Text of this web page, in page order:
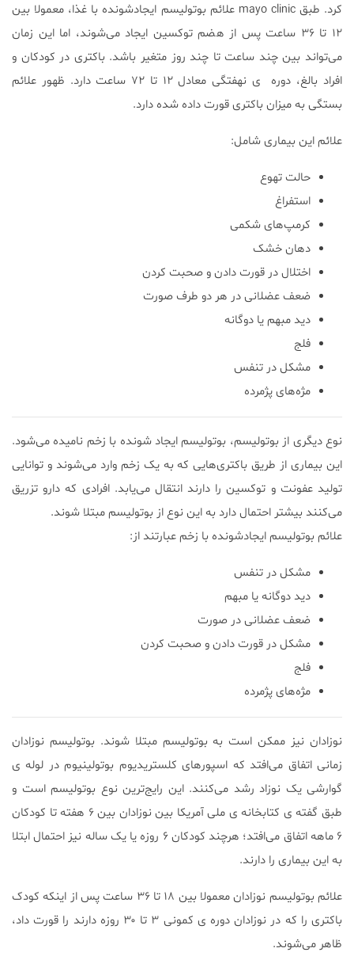
کرد. طبق mayo clinic علائم بوتولیسم ایجادشونده با غذا، معمولا بین
۱۲ تا ۳۶ ساعت پس از هضم توکسین ایجاد‌ می‌شوند، اما‌ این زمان
می‌تواند بین چند ساعت تا چند روز متغیر باشد. باکتری در کودکان و
افراد بالغ، دوره ی نهفتگی معادل ۱۲ تا ۷۲ ساعت دارد. ظهور علائم
بستگی به میزان باکتری قورت داده شده دارد.
علائم این بیماری شامل:
حالت تهوع
استفراغ
کرمپ‌های شکمی
دهان خشک
اختلال در قورت دادن و صحبت کردن
ضعف عضلانی در هر دو طرف صورت
دید مبهم یا دوگانه
فلج
مشکل در تنفس
مژه‌های پژمرده
نوع دیگری از بوتولیسم، بوتولیسم ایجاد شونده با زخم نامیده می‌شود‌.
این بیماری از طریق باکتری‌هایی که به یک زخم وارد می‌شوند و توانایی
تولید عفونت و توکسین را دارند انتقال می‌یابد. افرادی که دارو تزریق
می‌کنند بیشتر احتمال دارد به این نوع از بوتولیسم مبتلا شوند.
علائم بوتولیسم ایجادشونده با زخم عبارتند از:
مشکل در تنفس
دید دوگانه یا مبهم
ضعف عضلانی در صورت
مشکل در قورت دادن و صحبت کردن
فلج
مژه‌های پژمرده
نوزادان نیز ممکن است به بوتولیسم مبتلا شوند. بوتولیسم نوزادان
زمانی اتفاق می‌افتد که اسپور‌های کلستریدیوم بوتولینیوم در لوله ی
گوارشی یک نوزاد رشد می‌کنند. این رایج‌ترین نوع بوتولیسم است و
طبق گفته ی کتابخانه ی ملی آمریکا بین نوزادان بین ۶ هفته تا کودکان
۶ ماهه اتفاق می‌افتد؛ هرچند کودکان ۶ روزه یا یک ساله نیز احتمال ابتلا
به این بیماری را دارند.
علائم بوتولیسم نوزادان معمولا بین ۱۸ تا ۳۶ ساعت پس از اینکه کودک
باکتری را که در نوزادان دوره ی کمونی ۳ تا ۳۰ روزه دارند را قورت داد،
ظاهر می‌شوند.